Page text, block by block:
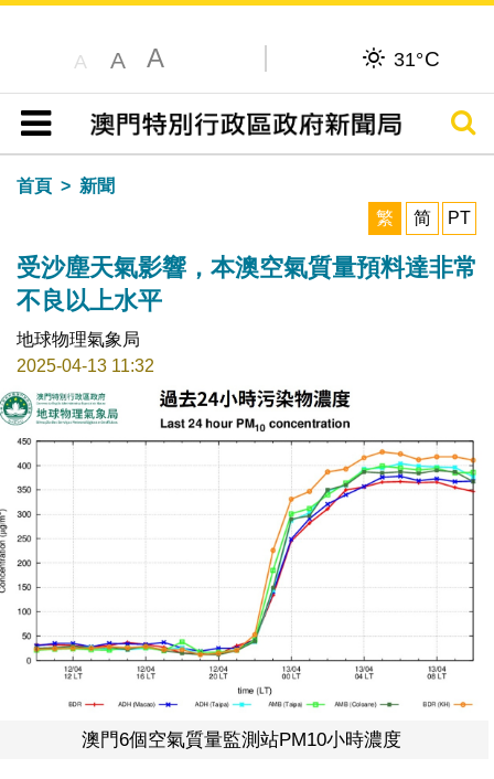
A A A 31°C
目錄
搜尋
首頁
新聞
繁
简 PT
受沙塵天氣影響，本澳空氣質量預料達非常
不良以上水平
地球物理氣象局
2025-04-13 11:32
澳門6個空氣質量監測站PM10小時濃度